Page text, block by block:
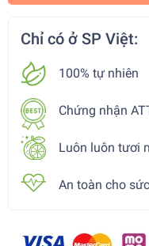
Chỉ có ở SP Việt:
100% tự nhiên
Chứng nhận
Luôn luôn tươi
An toàn cho